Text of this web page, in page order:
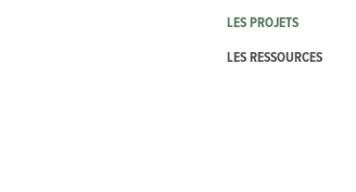
LES PROJETS
LES RESSOURCES